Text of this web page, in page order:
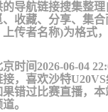
的导航链接搜集整
收藏、分享、集
上传者名称)为格式
时间2026-06-04
，喜欢沙特
果错过比赛直播，
。